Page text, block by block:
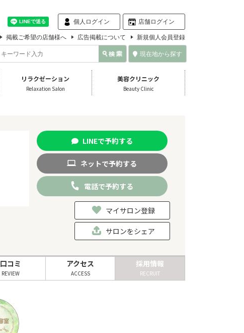
個人ログイン 店舗ログイン
掲載ご希望の店舗様へ 広告掲載について 新規個人会員登録
現在地から探す
リラクゼーション
Relaxation Salon
美容クリニック
Beauty Clinic
LINEで予約する
ネットで予約する
電話で予約する
マイサロン登録
サロンをシェア
口コミ
REVIEW
アクセス
ACCESS
採用情報
RECRUIT